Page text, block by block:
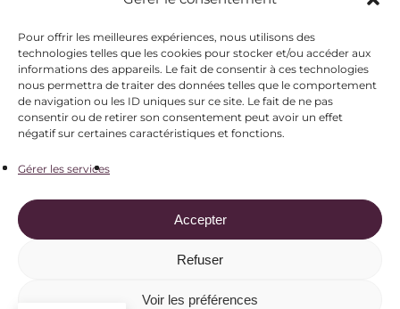
Pour offrir les meilleures expériences, nous utilisons des
technologies telles que les cookies pour stocker et/ou accéder aux
informations des appareils. Le fait de consentir à ces technologies
nous permettra de traiter des données telles que le comportement
de navigation ou les ID uniques sur ce site. Le fait de ne pas
consentir ou de retirer son consentement peut avoir un effet
négatif sur certaines caractéristiques et fonctions.
Gérer les services
Accepter
Refuser
Voir les préférences
Réserver un atelier
L’abus d’alcool est dangereux pour la santé, à
consommer avec modération.
Mentions légales
Condition générales de vente